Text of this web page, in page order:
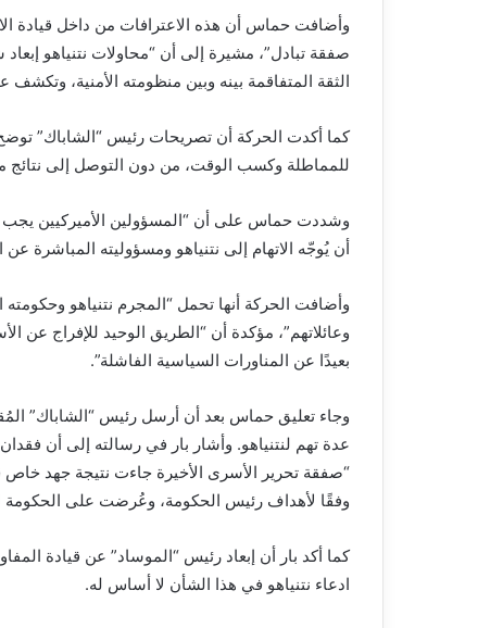
وأضافت حماس أن هذه الاعترافات من داخل قيادة
صفقة تبادل”، مشيرة إلى أن “محاولات نتنياهو
الثقة المتفاقمة بينه وبين منظومته الأمنية،
كما أكدت الحركة أن تصريحات رئيس “الشاباك”
للمماطلة وكسب الوقت، من دون التوصل إلى نتائج
وشددت حماس على أن “المسؤولين الأميركيين
أن يُوجّه الاتهام إلى نتنياهو ومسؤوليته المباشرة عن
وأضافت الحركة أنها تحمل “المجرم نتنياهو وحكومته
وعائلاتهم”، مؤكدة أن “الطريق الوحيد للإفراج عن
بعيدًا عن المناورات السياسية الفاشلة”.
وجاء تعليق حماس بعد أن أرسل رئيس “الشاباك”
عدة تهم لنتنياهو. وأشار بار في رسالته إلى أن
“صفقة تحرير الأسرى الأخيرة جاءت نتيجة جهد
وفقًا لأهداف رئيس الحكومة، وعُرضت على الحكومة
كما أكد بار أن إبعاد رئيس “الموساد” عن قيادة
ادعاء نتنياهو في هذا الشأن لا أساس له.